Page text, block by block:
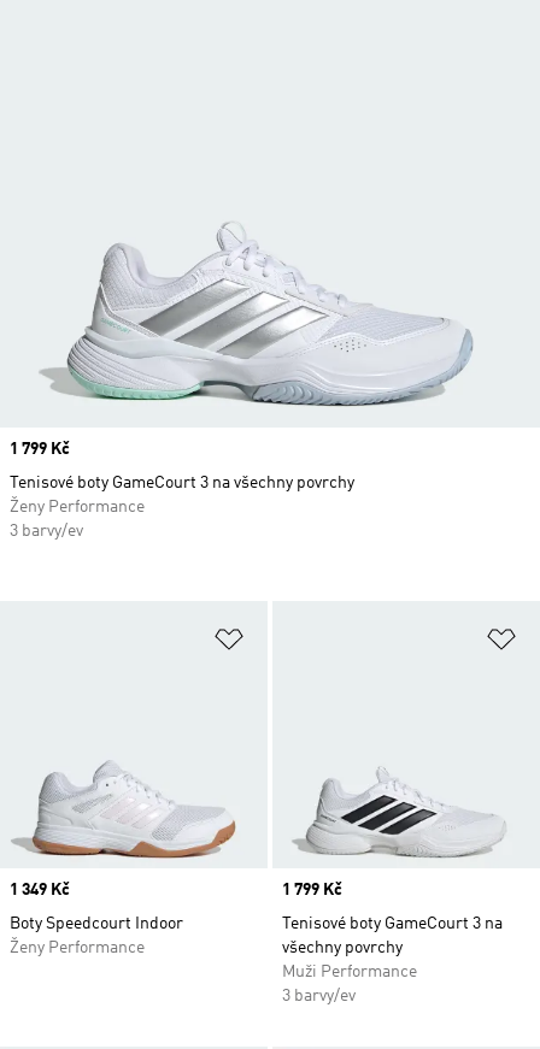
Price
1 349 Kč
Boty Speedcourt Indoor
Ženy Performance
Price
1 799 Kč
Tenisové boty GameCourt 3 na
všechny povrchy
Muži Performance
3 barvy/ev
Price
1 799 Kč
Tenisové boty GameCourt 3 na všechny povrchy
Ženy Performance
3 barvy/ev